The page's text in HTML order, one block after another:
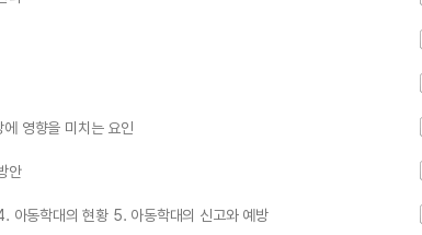
영향을 미치는 요인
안
아동학대의 현황 5. 아동학대의 신고와 예방